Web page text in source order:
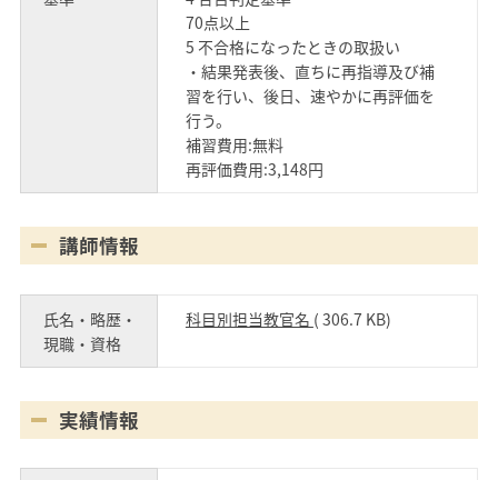
70点以上
5 不合格になったときの取扱い
・結果発表後、直ちに再指導及び補
習を行い、後日、速やかに再評価を
行う。
補習費用:無料
再評価費用:3,148円
講師情報
氏名・略歴・
現職・資格
科目別担当教官名 ( 306.7 KB)
実績情報